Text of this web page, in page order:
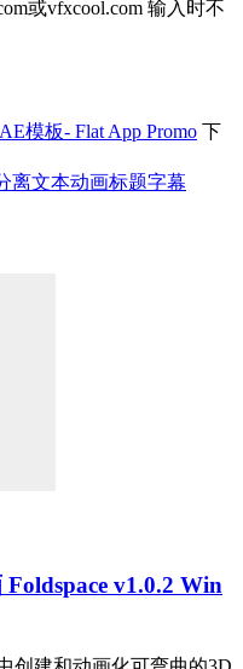
或vfxcool.com 输入时不
模板- Flat App Promo 下
离文本动画标题字幕
v1.0.2 Win